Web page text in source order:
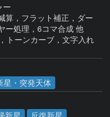
ー
，フラット補正，ダー
ー処理，6コマ合成 他
トーンカーブ，文字入れ
星・突発天体